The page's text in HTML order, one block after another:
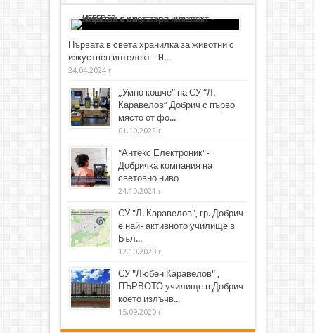
Първата в света хранилка за животни с
изкуствен интелект - H...
24.04.2024 г.
„Умно кошче“ на СУ “Л.
Каравелов” Добрич с първо
място от фо...
01.10.2022 г.
"Антекс Електроник"-
Добричка компания на
световно ниво
24.10.2021 г.
СУ "Л. Каравелов", гр. Добрич
е най- активното училище в
Бъл...
12.10.2020 г.
СУ "Любен Каравелов" ,
ПЪРВОТО училище в Добрич
което излъчв...
15.09.2020 г.